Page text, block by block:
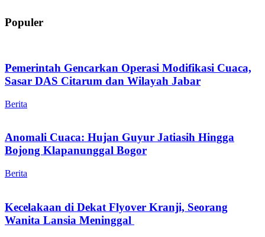
Populer
Pemerintah Gencarkan Operasi Modifikasi Cuaca,
Sasar DAS Citarum dan Wilayah Jabar
Berita
Anomali Cuaca: Hujan Guyur Jatiasih Hingga
Bojong Klapanunggal Bogor
Berita
Kecelakaan di Dekat Flyover Kranji, Seorang
Wanita Lansia Meninggal